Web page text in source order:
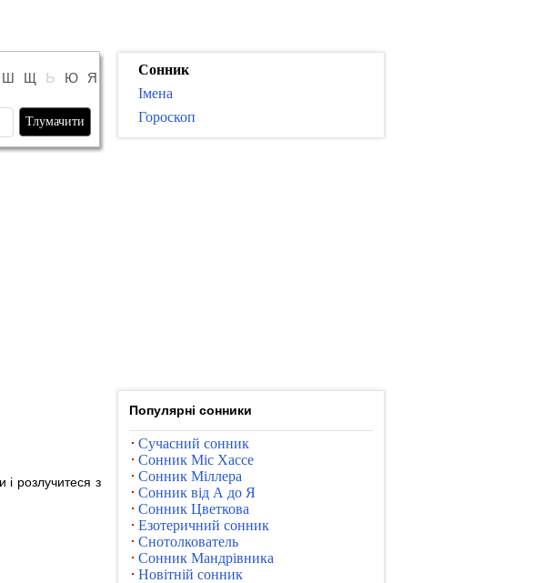
Ш Щ Ь Ю Я
і розлучитеся з
Сонник
Імена
Гороскоп
Популярні сонники
Сучасний сонник
Сонник Міс Хассе
Сонник Міллера
Сонник від А до Я
Сонник Цветкова
Езотеричний сонник
Снотолкователь
Сонник Мандрівника
Новітній сонник